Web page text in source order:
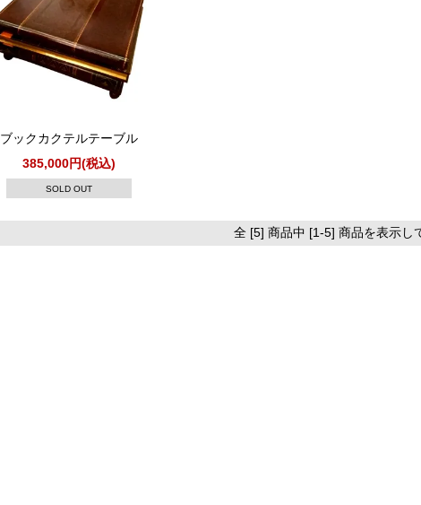
ブックカクテルテーブル
385,000円(税込)
SOLD OUT
全 [5] 商品中 [1-5] 商品を表示し